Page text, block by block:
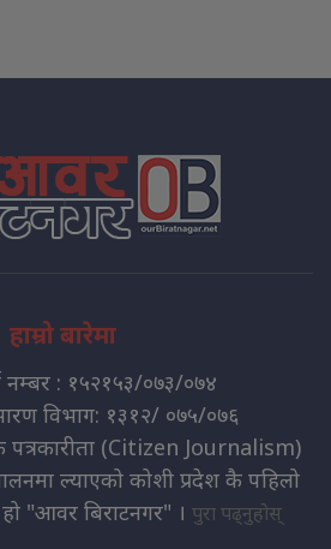
हाम्रो बारेमा
नम्बर : १५२१५३/०७३/०७४
विभाग: १३१२/ ०७५/०७६
पत्रकारीता (Citizen Journalism)
ल्याएको कोशी प्रदेश कै पहिलो
"आवर बिराटनगर" । पुरा पढ्नुहोस्